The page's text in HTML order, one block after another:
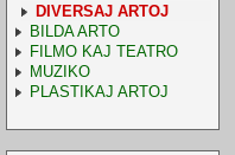
DIVERSAJ ARTOJ
BILDA ARTO
FILMO KAJ TEATRO
MUZIKO
PLASTIKAJ ARTOJ